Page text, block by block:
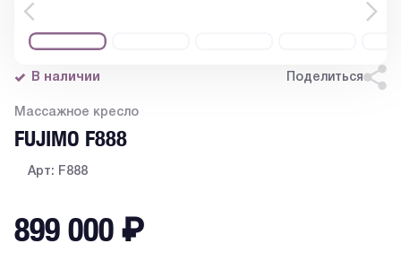
В наличии Поделиться
Массажное кресло
FUJIMO F888
Арт: F888
899 000 ₽